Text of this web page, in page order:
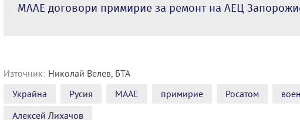
МААЕ договори примирие за ремонт на АЕЦ
Източник: Николай Велев, БТА
Украйна
Русия МААЕ примирие Росатом
Алексей Лихачов